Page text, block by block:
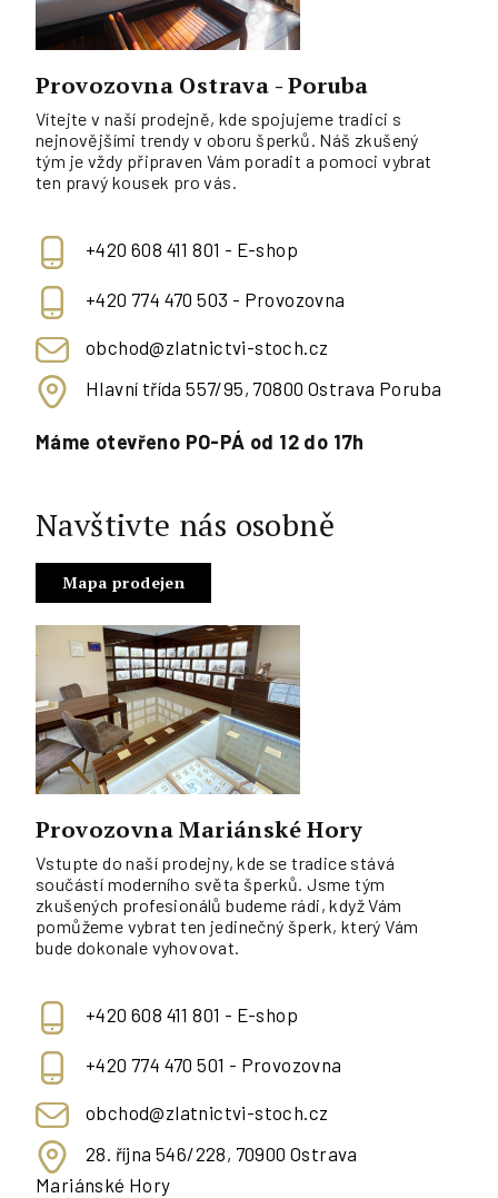
Provozovna Ostrava - Poruba
Vítejte v naší prodejně, kde spojujeme tradici s
nejnovějšími trendy v oboru šperků. Náš zkušený
tým je vždy připraven Vám poradit a pomoci vybrat
ten pravý kousek pro vás.
+420 608 411 801 - E-shop
+420 774 470 503 - Provozovna
obchod@zlatnictvi-stoch.cz
Hlavní třída 557/95, 70800 Ostrava Poruba
Máme otevřeno PO-PÁ od 12 do 17h
Navštivte nás osobně
Mapa prodejen
Provozovna Mariánské Hory
Vstupte do naší prodejny, kde se tradice stává
součástí moderního světa šperků. Jsme tým
zkušených profesionálů budeme rádi, když Vám
pomůžeme vybrat ten jedinečný šperk, který Vám
bude dokonale vyhovovat.
+420 608 411 801 - E-shop
+420 774 470 501 - Provozovna
obchod@zlatnictvi-stoch.cz
28. října 546/228, 70900 Ostrava
Mariánské Hory